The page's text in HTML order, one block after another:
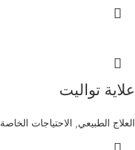
علاية تواليت
العلاج الطبيعي الاحتياجات الخاصة